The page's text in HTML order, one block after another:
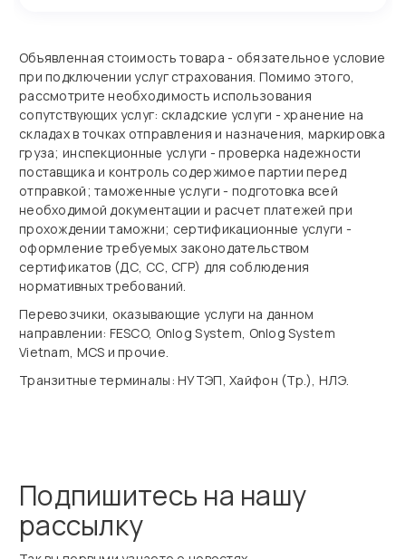
Объявленная стоимость товара - обязательное условие
при подключении услуг страхования. Помимо этого,
рассмотрите необходимость использования
сопутствующих услуг: складские услуги - хранение на
складах в точках отправления и назначения, маркировка
груза; инспекционные услуги - проверка надежности
поставщика и контроль содержимое партии перед
отправкой; таможенные услуги - подготовка всей
необходимой документации и расчет платежей при
прохождении таможни; сертификационные услуги -
оформление требуемых законодательством
сертификатов (ДС, СС, СГР) для соблюдения
нормативных требований.
Перевозчики, оказывающие услуги на данном
направлении: FESCO, Onlog System, Onlog System
Vietnam, MCS и прочие.
Транзитные терминалы: НУТЭП, Хайфон (Тр.), НЛЭ.
Подпишитесь на нашу
рассылку